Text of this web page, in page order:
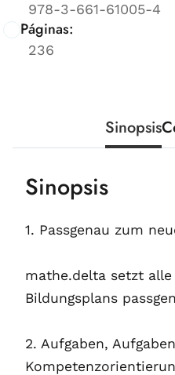
978-3-661-61005-4
Páginas:
236
Sinopsis
Sinopsis
1. Passgenau zum
mathe.delta setzt alle
Bildungsplans
2. Aufgaben,